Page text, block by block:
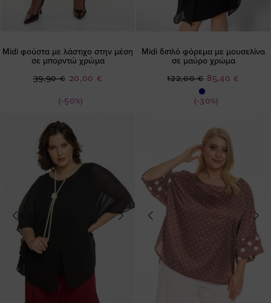
Midi φούστα με λάστιχο στην μέση
σε μπορντώ χρώμα
(-50%)
Ειδική
20,00 €
39,90 €
Midi διπλό φόρεμα με μουσελίνα
σε μαύρο χρώμα
(-30%)
Ειδική
85,40 €
122,00 €